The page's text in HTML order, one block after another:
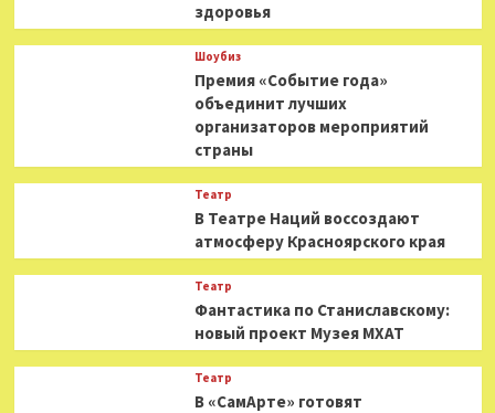
здоровья
Шоубиз
Премия «Событие года»
объединит лучших
организаторов мероприятий
страны
Театр
В Театре Наций воссоздают
атмосферу Красноярского края
Театр
Фантастика по Станиславскому:
новый проект Музея МХАТ
Театр
В «СамАрте» готовят